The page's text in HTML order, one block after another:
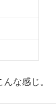
な感じ。